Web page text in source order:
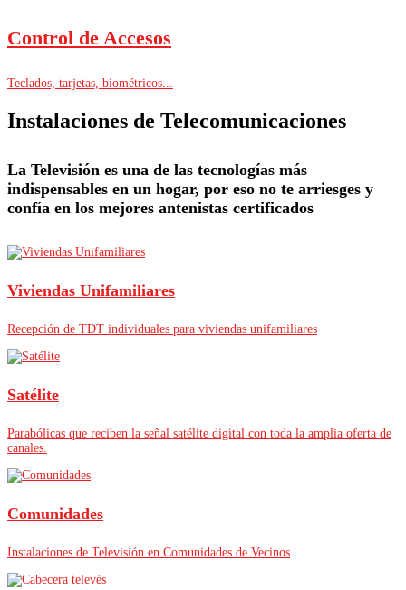
Control de Accesos
Teclados, tarjetas, biométricos...
Instalaciones de Telecomunicaciones
La Televisión es una de las tecnologías más
indispensables en un hogar, por eso no te arriesges y
confía en los mejores antenistas certificados
Viviendas Unifamiliares
Recepción de TDT individuales para viviendas unifamiliares
Satélite
Parabólicas que reciben la señal satélite digital con toda la amplia oferta de
canales.
Comunidades
Instalaciones de Televisión en Comunidades de Vecinos